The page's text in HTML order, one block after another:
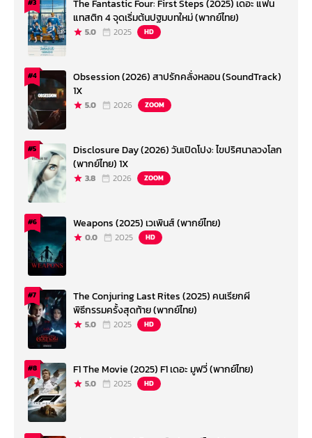
#3
The Fantastic Four: First Steps (2025) เดอะ แฟน
แทสติก 4 จุดเริ่มต้นปฐมบทใหม่ (พากย์ไทย)
5.0 2025 HD
#4
Obsession (2026) สาปรักคลั่งหลอน (SoundTrack)
1X
5.0 2026 ZOOM
#5
Disclosure Day (2026) วันเปิดโปง: ไขปริศนาลวงโลก
(พากย์ไทย) 1X
3.8 2026 ZOOM
#6 Weapons (2025) เวเพินส์ (พากย์ไทย)
0.0 2025 HD
#7
The Conjuring Last Rites (2025) คนเรียกผี
พิธีกรรมครั้งสุดท้าย (พากย์ไทย)
5.0 2025 HD
#8 F1 The Movie (2025) F1 เดอะ มูฟวี่ (พากย์ไทย)
5.0 2025 HD